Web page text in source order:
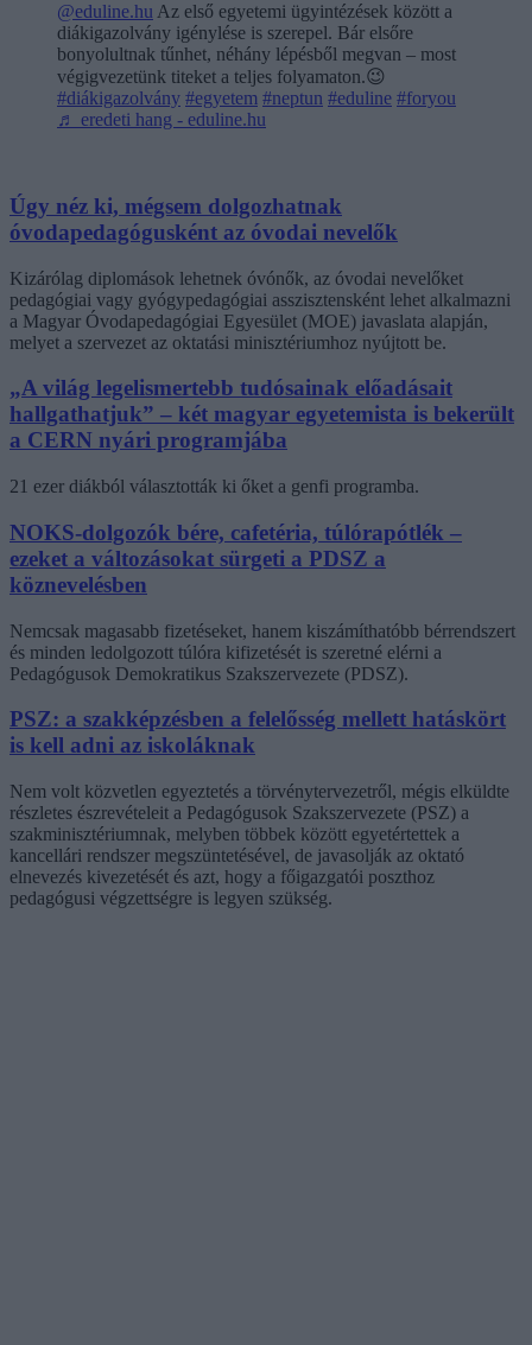
@eduline.hu Az első egyetemi ügyintézések között a
diákigazolvány igénylése is szerepel. Bár elsőre
bonyolultnak tűnhet, néhány lépésből megvan – most
végigvezetünk titeket a teljes folyamaton.😉
#diákigazolvány #egyetem #neptun #eduline #foryou
♬ eredeti hang - eduline.hu
Úgy néz ki, mégsem dolgozhatnak
óvodapedagógusként az óvodai nevelők
Kizárólag diplomások lehetnek óvónők, az óvodai nevelőket
pedagógiai vagy gyógypedagógiai asszisztensként lehet alkalmazni
a Magyar Óvodapedagógiai Egyesület (MOE) javaslata alapján,
melyet a szervezet az oktatási minisztériumhoz nyújtott be.
„A világ legelismertebb tudósainak előadásait
hallgathatjuk” – két magyar egyetemista is bekerült
a CERN nyári programjába
21 ezer diákból választották ki őket a genfi programba.
NOKS-dolgozók bére, cafetéria, túlórapótlék –
ezeket a változásokat sürgeti a PDSZ a
köznevelésben
Nemcsak magasabb fizetéseket, hanem kiszámíthatóbb bérrendszert
és minden ledolgozott túlóra kifizetését is szeretné elérni a
Pedagógusok Demokratikus Szakszervezete (PDSZ).
PSZ: a szakképzésben a felelősség mellett hatáskört
is kell adni az iskoláknak
Nem volt közvetlen egyeztetés a törvénytervezetről, mégis elküldte
részletes észrevételeit a Pedagógusok Szakszervezete (PSZ) a
szakminisztériumnak, melyben többek között egyetértettek a
kancellári rendszer megszüntetésével, de javasolják az oktató
elnevezés kivezetését és azt, hogy a főigazgatói poszthoz
pedagógusi végzettségre is legyen szükség.